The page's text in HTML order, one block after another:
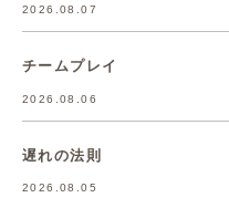
2026.08.07
チームプレイ
2026.08.06
遅れの法則
2026.08.05